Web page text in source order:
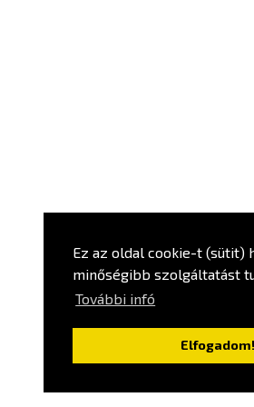
Ez az oldal cookie-t (sütit)
minőségibb szolgáltatást
További infó
Elfogadom!